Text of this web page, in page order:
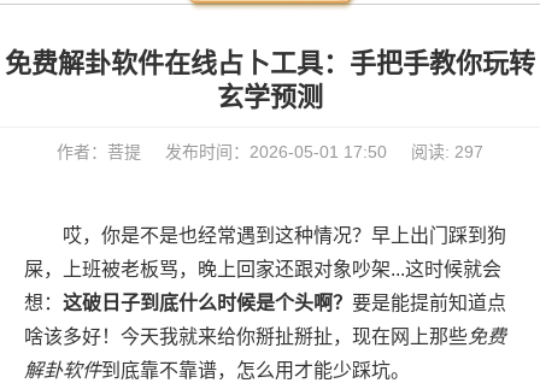
免费解卦软件在线占卜工具：手把手教你玩转
玄学预测
作者：菩提 发布时间：2026-05-01 17:50 阅读: 297
哎，你是不是也经常遇到这种情况？早上出门踩到狗
屎，上班被老板骂，晚上回家还跟对象吵架...这时候就会
想： 这破日子到底什么时候是个头啊？ 要是能提前知道点
啥该多好！今天我就来给你掰扯掰扯，现在网上那些免费
解卦软件到底靠不靠谱，怎么用才能少踩坑。